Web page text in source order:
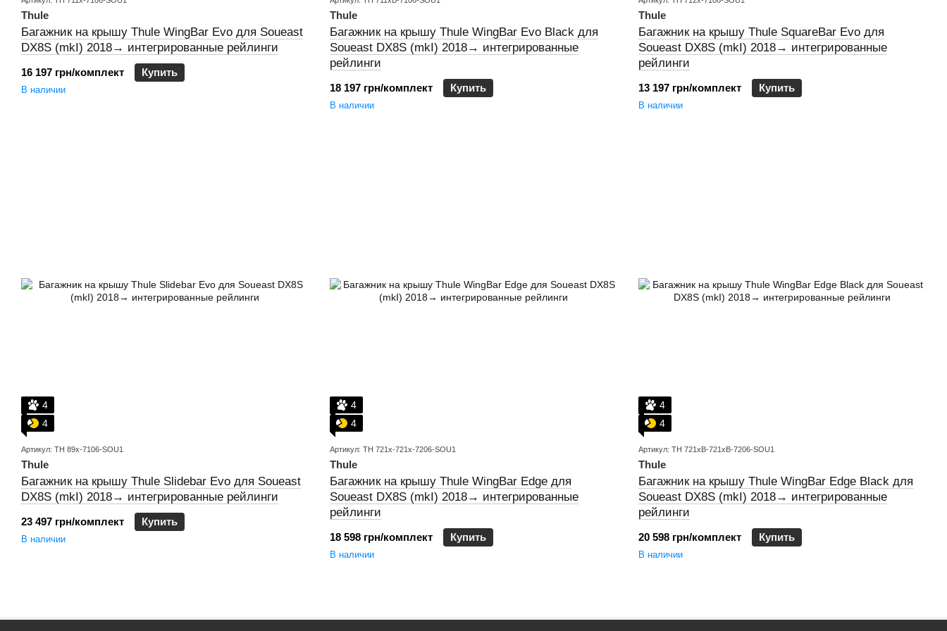
Thule
Багажник на крышу Thule WingBar Evo для Soueast
DX8S (mkI) 2018→ интегрированные рейлинги
16 197 грн/комплект Купить
В наличии
Thule
Багажник на крышу Thule WingBar Evo Black для
Soueast DX8S (mkI) 2018→ интегрированные
рейлинги
18 197 грн/комплект Купить
В наличии
Thule
Багажник на крышу Thule SquareBar Evo для
Soueast DX8S (mkI) 2018→ интегрированные
рейлинги
13 197 грн/комплект Купить
В наличии
4
4
Артикул: TH 89x-7106-SOU1
Thule
Багажник на крышу Thule Slidebar Evo для Soueast
DX8S (mkI) 2018→ интегрированные рейлинги
23 497 грн/комплект Купить
В наличии
4
4
Артикул: TH 721x-721x-7206-SOU1
Thule
Багажник на крышу Thule WingBar Edge для
Soueast DX8S (mkI) 2018→ интегрированные
рейлинги
18 598 грн/комплект Купить
В наличии
4
4
Артикул: TH 721xB-721xB-7206-SOU1
Thule
Багажник на крышу Thule WingBar Edge Black для
Soueast DX8S (mkI) 2018→ интегрированные
рейлинги
20 598 грн/комплект Купить
В наличии